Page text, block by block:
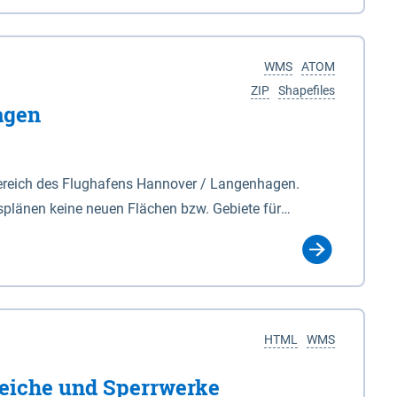
im Osten und Hohnstorf (Elbe) im Westen
Biosphärenreservat umfasst Teile der Landkreise
ATOM
WMS
Shapefiles
ZIP
des Flughafens Hannover / Langenhagen.
keine neuen Flächen bzw. Gebiete für
WMS
HTML
und Sperrwerke